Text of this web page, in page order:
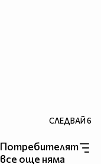
СЛЕДВАЙ6
Потребителят
все още няма